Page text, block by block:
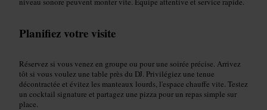
Planifiez votre visite
Réservez si vous venez en groupe ou pour une soirée précise. Arrivez
tôt si vous voulez une table près du DJ. Privilégiez une tenue
décontractée et évitez les manteaux lourds, l'espace chauffe vite. Testez
un cocktail signature et partagez une pizza pour un repas simple sur
place.